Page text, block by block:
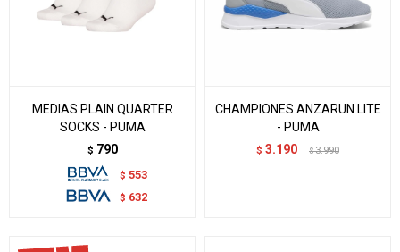
MEDIAS PLAIN QUARTER
SOCKS - PUMA
$ 790
$ 553
$ 632
CHAMPIONES ANZARUN LITE
- PUMA
$ 3.190 $ 3.990